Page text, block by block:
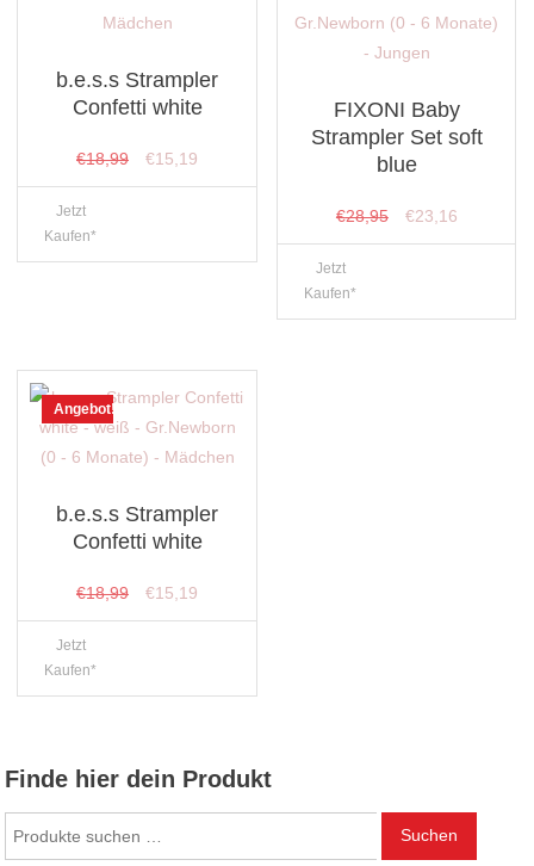
b.e.s.s Strampler
Confetti white
€18,99
Ursprünglicher
Preis
€15,19
Preis
Jetzt
Kaufen*
FIXONI Baby
Strampler Set soft
blue
€28,95
Ursprünglicher
Preis
€23,16Aktueller
Preis
Jetzt
Kaufen*
Angebot!
b.e.s.s Strampler
Confetti white
€18,99
Ursprünglicher
Preis
€15,19
Preis
Jetzt
Kaufen*
Finde hier dein Produkt
nach:
Suchen